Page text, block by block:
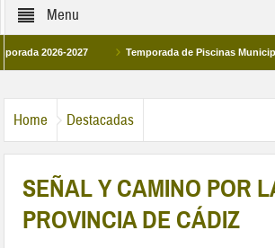
Menu
2027 Temporada de Piscinas Municipales
Home Destacadas
SEÑAL Y CAMINO POR
PROVINCIA DE CÁDIZ